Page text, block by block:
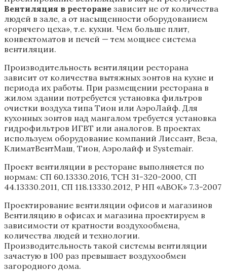
Вентиляция в ресторане зависит не от количества
людей в зале, а от насыщенности оборудованием
«горячего цеха», т.е. кухни. Чем больше плит,
конвектоматов и печей — тем мощнее система
вентиляции.
Производительность вентиляции ресторана
зависит от количества вытяжных зонтов на кухне и
периода их работы. При размещении ресторана в
жилом здании потребуется установка фильтров
очистки воздуха типа Тион или АэроЛайф. Для
кухонных зонтов над мангалом требуется установка
гидрофильтров ИГВТ или аналогов. В проектах
используем оборудование компаний Лиссант, Веза,
КлиматВентМаш, Тион, Аэролайф и Systemair.
Проект вентиляции в ресторане выполняется по
нормам: СП 60.13330.2016, ТСН 31-320-2000, СП
44.13330.2011, СП 118.13330.2012, Р НП «АВОК» 7.3-2007
Проектирование вентиляции офисов и магазинов
Вентиляцию в офисах и магазина проектируем в
зависимости от кратности воздухообмена,
количества людей и технологии.
Производительность такой системы вентиляции
зачастую в 100 раз превышает воздухообмен
загородного дома.